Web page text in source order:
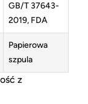
GB/T 37643-
2019, FDA
Papierowa
szpula
z